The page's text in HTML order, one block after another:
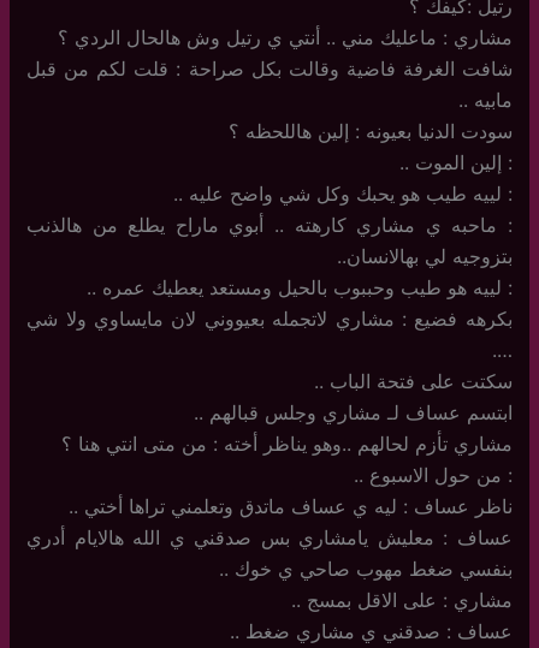
رتيل :كيفك ؟
مشاري : ماعليك مني .. أنتي ي رتيل وش هالحال الردي ؟
شافت الغرفة فاضية وقالت بكل صراحة : قلت لكم من قبل
مابيه ..
سودت الدنيا بعيونه : إلين هاللحظه ؟
: إلين الموت ..
: لييه طيب هو يحبك وكل شي واضح عليه ..
: ماحبه ي مشاري كارهته .. أبوي ماراح يطلع من هالذنب
بتزوجيه لي بهالانسان..
: لييه هو طيب وحببوب بالحيل ومستعد يعطيك عمره ..
بكرهه فضيع : مشاري لاتجمله بعيووني لان مايساوي ولا شي
….
سكتت على فتحة الباب ..
ابتسم عساف لـ مشاري وجلس قبالهم ..
مشاري تأزم لحالهم ..وهو يناظر أخته : من متى انتي هنا ؟
: من حول الاسبوع ..
ناظر عساف : ليه ي عساف ماتدق وتعلمني تراها أختي ..
عساف : معليش يامشاري بس صدقني ي الله هالايام أدري
بنفسي ضغط مهوب صاحي ي خوك ..
مشاري : على الاقل بمسج ..
عساف : صدقني ي مشاري ضغط ..